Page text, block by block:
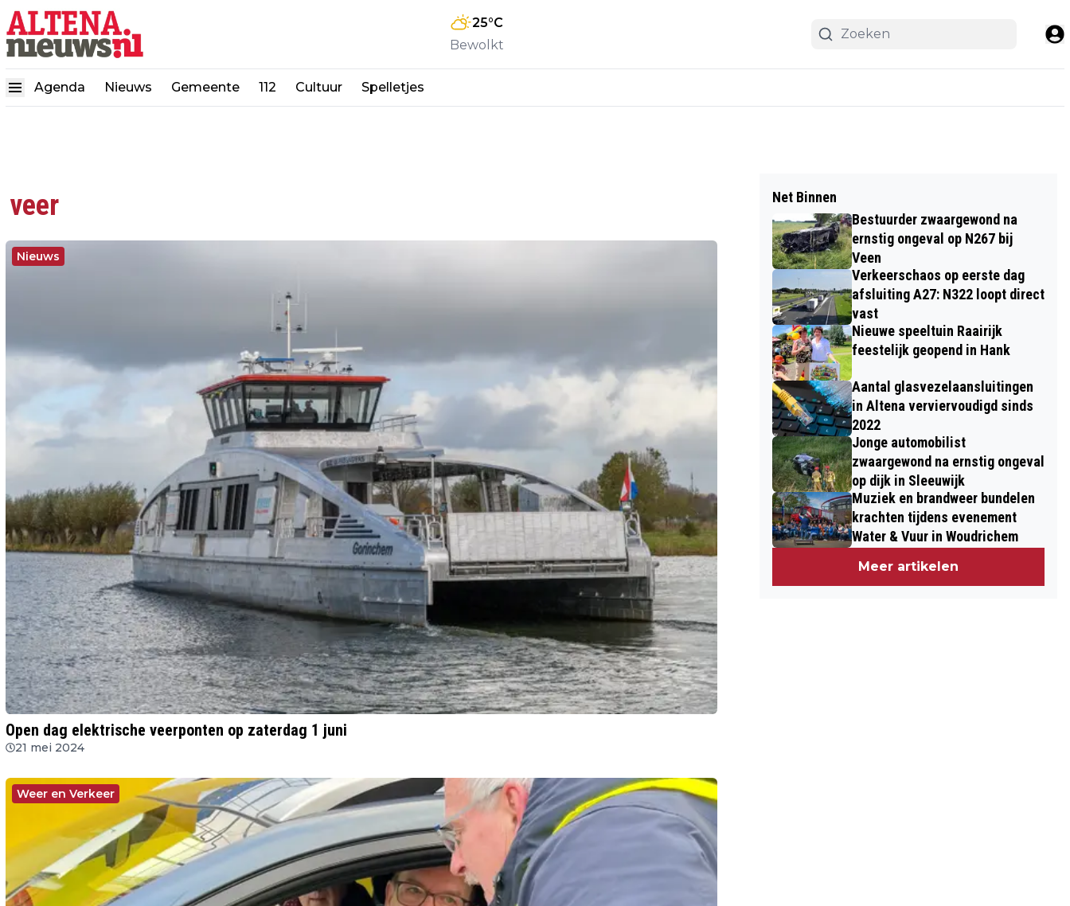
25°C
Bewolkt
Agenda Nieuws Gemeente 112 Cultuur Spelletjes
veer
Nieuws
Open dag elektrische veerponten op zaterdag 1 juni
21 mei 2024
Weer en Verkeer
Net Binnen
Bestuurder zwaargewond na
ernstig ongeval op N267 bij
Veen
Verkeerschaos op eerste dag
afsluiting A27: N322 loopt direct
vast
Nieuwe speeltuin Raairijk
feestelijk geopend in Hank
Aantal glasvezelaansluitingen
in Altena verviervoudigd sinds
2022
Jonge automobilist
zwaargewond na ernstig ongeval
op dijk in Sleeuwijk
Muziek en brandweer bundelen
krachten tijdens evenement
Water & Vuur in Woudrichem
Meer artikelen